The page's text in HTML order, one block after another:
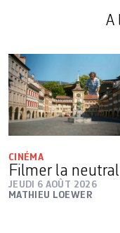
A
CINÉMA
Filmer la
JEUDI 6 AOÛT 2026
MATHIEU LOEWER